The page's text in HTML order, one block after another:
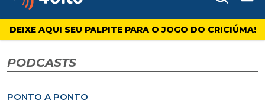
4oito
DEIXE AQUI SEU PALPITE PARA O JOGO DO CRICIÚMA!
PODCASTS
PONTO A PONTO